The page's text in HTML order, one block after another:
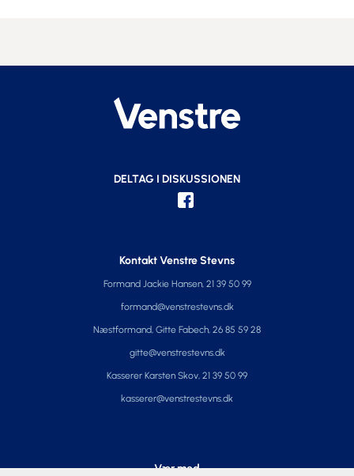
Kontakt Venstre Stevns
Formand Jackie Hansen, 21 39 50 99
formand@venstrestevns.dk
Næstformand, Gitte Fabech, 26 85 59 28
gitte@venstrestevns.dk
Kasserer Karsten Skov, 21 39 50 99
kasserer@venstrestevns.dk
Vær med
DELTAG I DISKUSSIONEN